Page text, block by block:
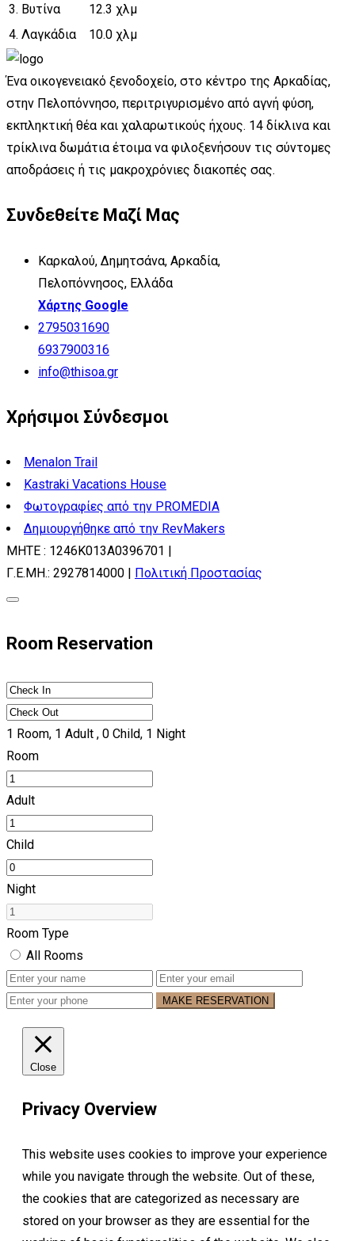
3. Βυτίνα
12.3 χλμ
4. Λαγκάδια 10.0 χλμ
Ένα οικογενειακό ξενοδοχείο, στο κέντρο της Αρκαδίας,
στην Πελοπόννησο, περιτριγυρισμένο από αγνή φύση,
εκπληκτική θέα και χαλαρωτικούς ήχους. 14 δίκλινα και
τρίκλινα δωμάτια έτοιμα να φιλοξενήσουν τις σύντομες
αποδράσεις ή τις μακροχρόνιες διακοπές σας.
Συνδεθείτε Μαζί Μας
Καρκαλού, Δημητσάνα, Αρκαδία,
Πελοπόννησος, Ελλάδα
Χάρτης Google
2795031690
6937900316
info@thisoa.gr
Χρήσιμοι Σύνδεσμοι
Menalon Trail
Kastraki Vacations House
Φωτογραφίες από την PROMEDIA
Δημιουργήθηκε από την RevMakers
ΜΗΤΕ : 1246Κ013Α0396701 |
Γ.Ε.ΜΗ.: 2927814000 | Πολιτική Προστασίας
Room Reservation
1 Room, 1 Adult , 0 Child, 1 Night
Room
Adult
Child
Night
Room Type
All Rooms
MAKE RESERVATION
Close
Privacy Overview
This website uses cookies to improve your experience
while you navigate through the website. Out of these,
the cookies that are categorized as necessary are
stored on your browser as they are essential for the